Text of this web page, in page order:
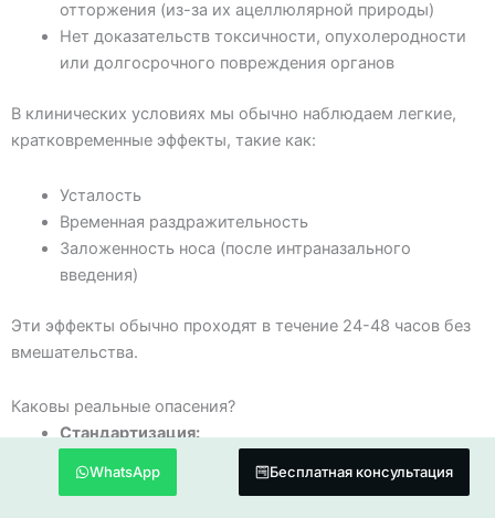
отторжения (из-за их ацеллюлярной природы)
Нет доказательств токсичности, опухолеродности
или долгосрочного повреждения органов
В клинических условиях мы обычно наблюдаем легкие,
кратковременные эффекты, такие как:
Усталость
Временная раздражительность
Заложенность носа (после интраназального
введения)
Эти эффекты обычно проходят в течение 24-48 часов без
вмешательства.
Каковы реальные опасения?
Стандартизация:
частиц, происхождение и методы получения сильно
WhatsApp Бесплатная консультация